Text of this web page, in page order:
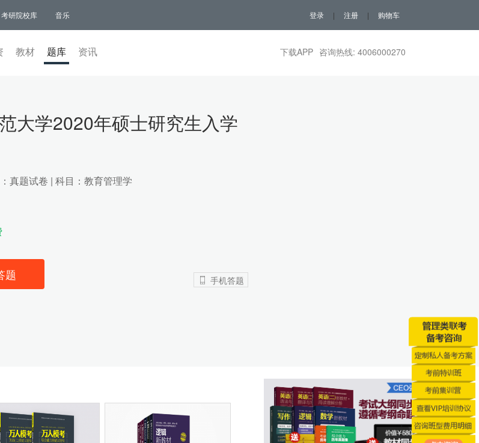
考研院校库 音乐 登录 | 注册 | 购物车
教材 题库 (current)
资讯 下载APP 咨询热线: 4006000270
大学2020年硕士研究生入学
真题试卷 | 科目：教育管理学
题 手机答题